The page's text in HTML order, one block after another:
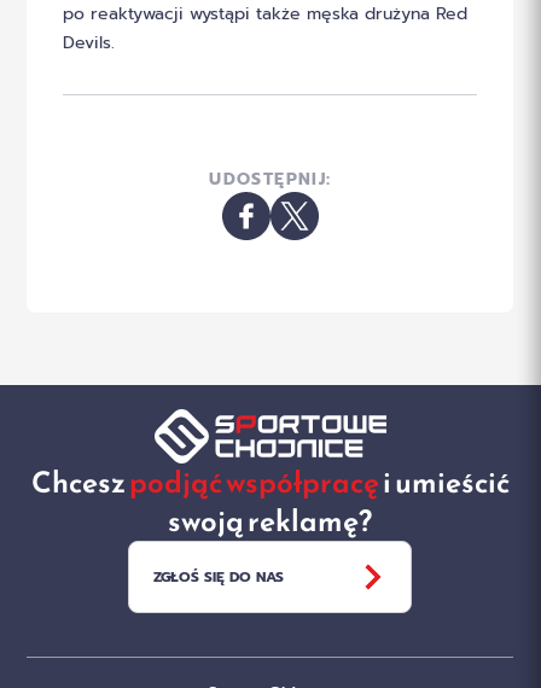
po reaktywacji wystąpi także męska drużyna Red
Devils.
UDOSTĘPNIJ:
Chceszpodjąć współpracęi umieścić
swoją reklamę?
ZGŁOŚ SIĘ DO NAS